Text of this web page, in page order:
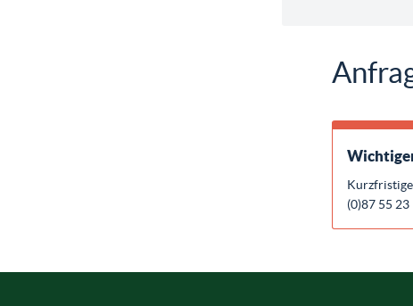
(0)87 55 23